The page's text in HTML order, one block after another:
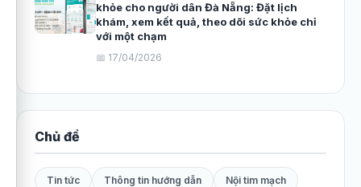
khỏe cho người dân Đà Nẵng: Đặt lịch
khám, xem kết quả, theo dõi sức khỏe chỉ
với một chạm
📅 17/04/2026
Chủ đề
Tin tức Thông tin hướng dẫn Nội tim mạch